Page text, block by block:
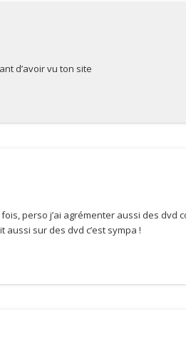
d’avoir vu ton site
perso j’ai agrémenter aussi des dvd
sur des dvd c’est sympa !